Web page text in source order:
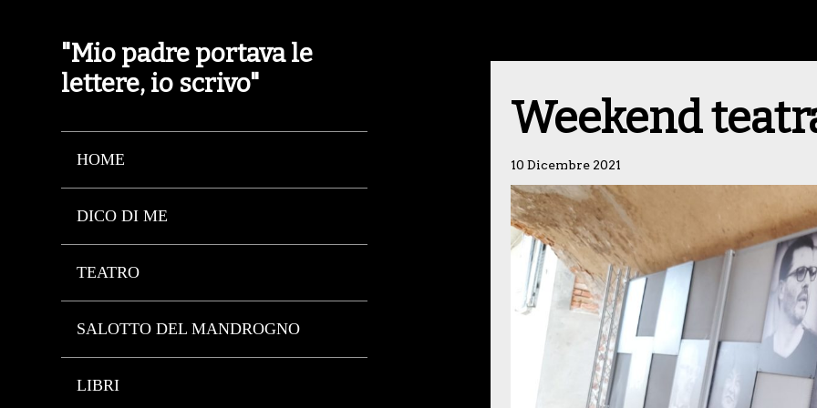
"Mio padre portava le
lettere, io scrivo"
HOME
DICO DI ME
TEATRO
SALOTTO DEL MANDROGNO
LIBRI
Weekend
10 Dicembre 2021